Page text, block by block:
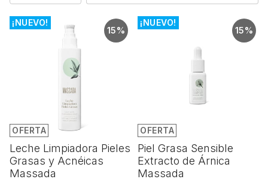
15%
OFERTA
¡NUEVO!
Leche Limpiadora Pieles
Grasas y Acnéicas
Massada
15%
OFERTA
¡NUEVO!
Piel Grasa Sensible
Extracto de Árnica
Massada